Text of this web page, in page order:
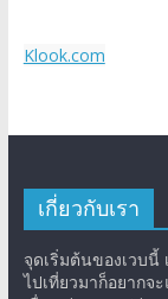
Klook.com
เกี่ยวกับเรา
จุดเริ่มต้นของเวบนี้
ไปเที่ยวมาก็อยากจ